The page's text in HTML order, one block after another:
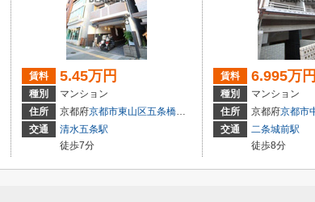
22-2
賃料 5.45万円
種別
マンション
住所
京都府京都市東山区五条橋東４丁目
４１７－３
交通
清水五条駅
徒歩7分
賃料 6.995万円
種別
マンション
住所
京都府京都市
交通
二条城前駅
徒歩8分